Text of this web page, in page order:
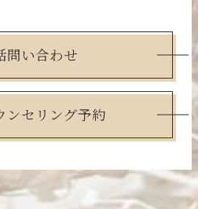
問い合わせ
ンセリング予約